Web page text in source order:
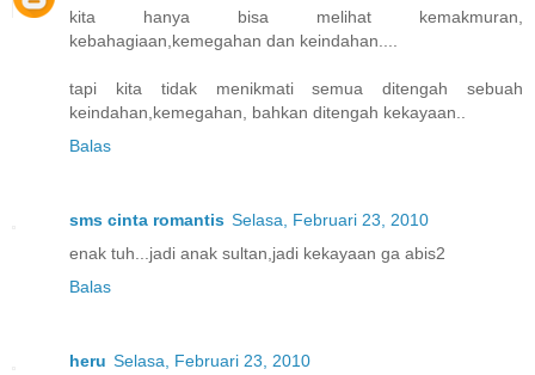
kita hanya bisa melihat kemakmuran,
kebahagiaan,kemegahan dan keindahan....
tapi kita tidak menikmati semua ditengah sebuah
keindahan,kemegahan, bahkan ditengah kekayaan..
Balas
sms cinta romantis Selasa, Februari 23, 2010
enak tuh...jadi anak sultan,jadi kekayaan ga abis2
Balas
heru Selasa, Februari 23, 2010